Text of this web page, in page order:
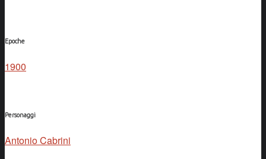
Epoche
1900
Personaggi
Antonio Cabrini